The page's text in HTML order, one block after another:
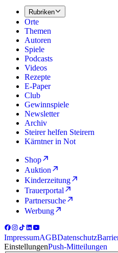
Rubriken
Orte
Themen
Autoren
Spiele
Podcasts
Videos
Rezepte
E-Paper
Club
Gewinnspiele
Newsletter
Archiv
Steirer helfen Steirern
Kärntner in Not
Shop
Auktion
Kinderzeitung
Trauerportal
Partnersuche
Werbung
ImpressumAGBDatenschutz
EinstellungenPush-Mitteilungen